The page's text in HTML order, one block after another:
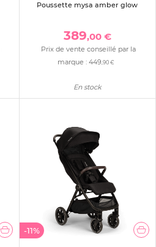
Poussette mysa amber glow
389,00 €
Prix de vente conseillé par la
marque :449,90 €
En stock
-11%